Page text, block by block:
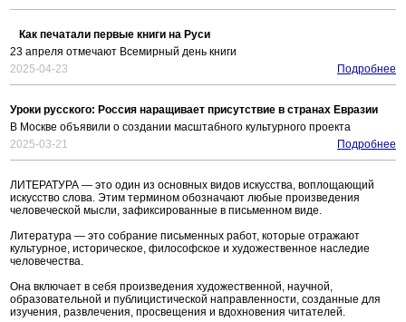
Как печатали первые книги на Руси
23 апреля отмечают Всемирный день книги
2025-04-23
Подробнее
Уроки русского: Россия наращивает присутствие в странах Евразии
В Москве объявили о создании масштабного культурного проекта
2025-03-21
Подробнее
ЛИТЕРАТУРА — это один из основных видов искусства, воплощающий
искусство слова. Этим термином обозначают любые произведения
человеческой мысли, зафиксированные в письменном виде.
Литература — это собрание письменных работ, которые отражают
культурное, историческое, философское и художественное наследие
человечества.
Она включает в себя произведения художественной, научной,
образовательной и публицистической направленности, созданные для
изучения, развлечения, просвещения и вдохновения читателей.